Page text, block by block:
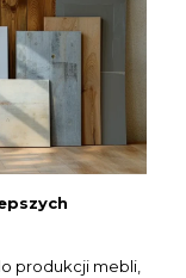
produkcji mebli,